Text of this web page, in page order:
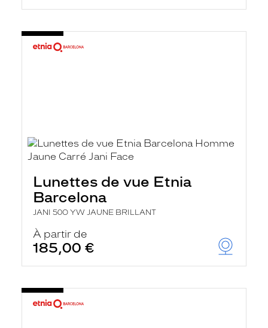
Lunettes de vue Etnia
Barcelona
JANI 50O YW JAUNE BRILLANT
À partir de
185,00 €